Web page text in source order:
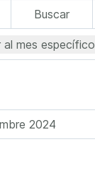
Buscar
al mes específico
2024